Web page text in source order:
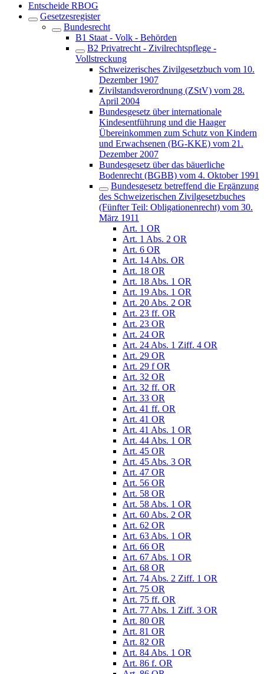
Entscheide RBOG
Gesetzesregister
Bundesrecht
B1 Staat - Volk - Behörden
B2 Privatrecht - Zivilrechtspflege -
Vollstreckung
Schweizerisches Zivilgesetzbuch vom 10.
Dezember 1907
Zivilstandsverordnung (ZStV) vom 28.
April 2004
Bundesgesetz über internationale
Kindesentführung und die Haager
Übereinkommen zum Schutz von Kindern
und Erwachsenen (BG-KKE) vom 21.
Dezember 2007
Bundesgesetz über das bäuerliche
Bodenrecht (BGBB) vom 4. Oktober 1991
Bundesgesetz betreffend die Ergänzung
des Schweizerischen Zivilgesetzbuches
(Fünfter Teil: Obligationenrecht) vom 30.
März 1911
Art. 1 OR
Art. 1 Abs. 2 OR
Art. 6 OR
Art. 14 Abs. OR
Art. 18 OR
Art. 18 Abs. 1 OR
Art. 19 Abs. 1 OR
Art. 20 Abs. 2 OR
Art. 23 ff. OR
Art. 23 OR
Art. 24 OR
Art. 24 Abs. 1 Ziff. 4 OR
Art. 29 OR
Art. 29 f OR
Art. 32 OR
Art. 32 ff. OR
Art. 33 OR
Art. 41 ff. OR
Art. 41 OR
Art. 41 Abs. 1 OR
Art. 44 Abs. 1 OR
Art. 45 OR
Art. 45 Abs. 3 OR
Art. 47 OR
Art. 56 OR
Art. 58 OR
Art. 58 Abs. 1 OR
Art. 60 Abs. 2 OR
Art. 62 OR
Art. 63 Abs. 1 OR
Art. 66 OR
Art. 67 Abs. 1 OR
Art. 68 OR
Art. 74 Abs. 2 Ziff. 1 OR
Art. 75 OR
Art. 75 ff. OR
Art. 77 Abs. 1 Ziff. 3 OR
Art. 80 OR
Art. 81 OR
Art. 82 OR
Art. 84 Abs. 1 OR
Art. 86 f. OR